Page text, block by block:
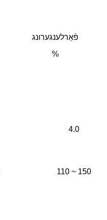
פֿאַרלענגערונג
%
4.0
110 ~ 150